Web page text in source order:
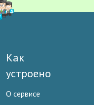
Как
устроено
О сервисе